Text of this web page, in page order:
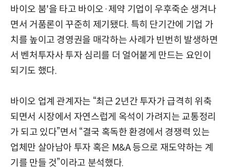
바이오 붐'을 타고 바이오·제약 기업이 우후죽순 생겨나
면서 거품론이 꾸준히 제기됐다. 특히 단기간에 기업 가
치를 높이고 경영권을 매각하는 사례가 빈번히 발생하면
서 벤처투자사 투자 심리를 더 얼어붙게 만드는 요인이
되기도 했다.
바이오 업계 관계자는 “최근 2년간 투자가 급격히 위축
되면서 시장에서 자연스럽게 옥석이 가려지는 교통정리
가 되고 있다”면서 “결국 혹독한 환경에서 경쟁력 있는
업체만 살아남아 투자 혹은 M&A 등으로 재도약하는 계
기를 만들 것”이라고 분석했다.